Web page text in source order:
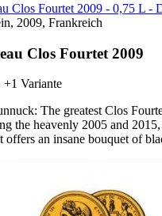
Clos Fourtet 2009 - 0,75 L -
2009, Frankreich
Clos Fourtet 2009
+1 Variante
The greatest Clos
the heavenly 2005 and
offers an insane bouquet of